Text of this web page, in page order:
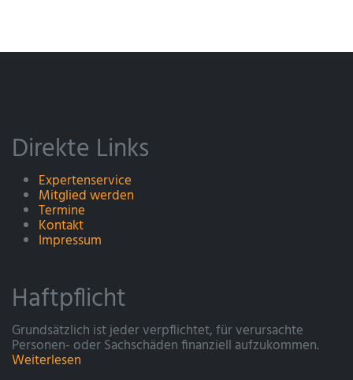
Direkte Links
Expertenservice
Mitglied werden
Termine
Kontakt
Impressum
Haftpflicht
Grundsätzlich ist jeder verpflichtet, für verursachte
Personen- oder Sachschäden finanziell aufzukommen.
Weiterlesen